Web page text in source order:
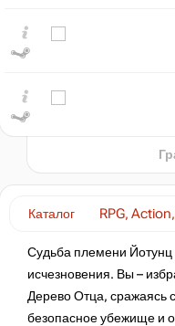
Каталог RPG,
Судьба племени Йотунц
исчезновения. Вы –
Дерево Отца, сражаясь
безопасное убежище и